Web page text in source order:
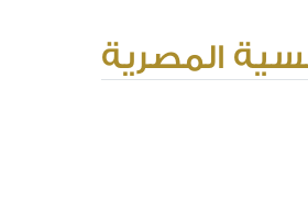
المصرية